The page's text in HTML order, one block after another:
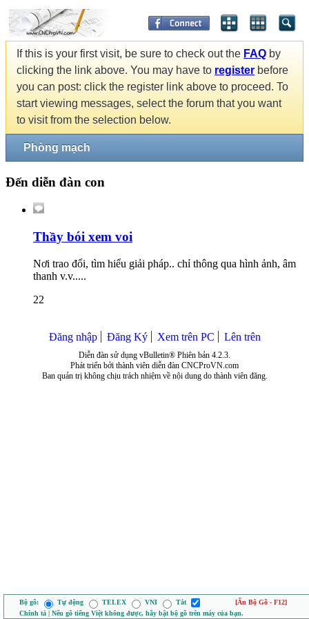
If this is your first visit, be sure to check out the FAQ by
clicking the link above. You may have to register before
you can post: click the register link above to proceed. To
start viewing messages, select the forum that you want
to visit from the selection below.
Phòng mạch
Đến diễn đàn con
Thầy bói xem voi
Nơi trao đổi, tìm hiểu giải pháp.. chỉ thông qua hình ảnh, âm
thanh v.v.....
22
Đăng nhập Đăng Ký Xem trên PC Lên trên
Diễn đàn sử dụng vBulletin® Phiên bản 4.2.3.
Phát triển bởi thành viên diễn đàn CNCProVN.com
Ban quản trị không chịu trách nhiệm về nội dung do thành viên đăng.
Bộ gõ: Tự động TELEX VNI Tắt
[Ẩn Bộ Gõ - F12]
Chính tả | Nếu gõ tiếng Việt không được, hãy bật bộ gõ trên máy của bạn.